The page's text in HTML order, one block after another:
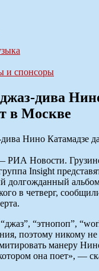
авторской песни
и спонсоры
дива
в Москве
Новости.
Insight
долгожданный
в четверг,
“этнопоп”,
поэтому никому не
манеру
она поет», —